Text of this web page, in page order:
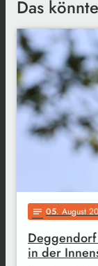
Das
notes 05. August
in der